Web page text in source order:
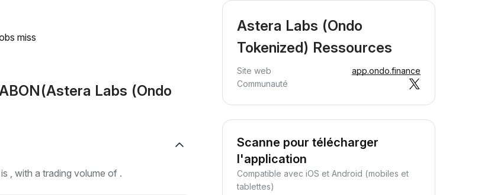
miss
Labs (Ondo
, with a trading volume of .
Astera Labs (Ondo
Tokenized) Ressources
Site web
app.ondo.finance
Communauté
Scanne pour télécharger
l'application
Compatible avec iOS et Android (mobiles et
tablettes)